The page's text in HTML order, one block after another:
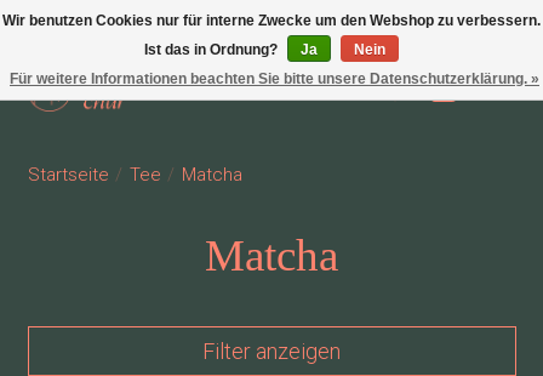
Wunschzettel
Ihr
Startseite / Tee / Matcha
Matcha
Filter anzeigen
Wir benutzen Cookies nur für interne Zwecke um den Webshop zu verbessern.
Ist das in Ordnung?
Ja
Nein
Für weitere Informationen beachten Sie bitte unsere Datenschutzerklärung. »